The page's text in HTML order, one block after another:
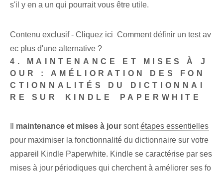
‌s'il y en a un qui pourrait vous être utile.
Contenu exclusif - Cliquez ici Comment définir un test av
ec plus d'une alternative ?
4. MAINTENANCE ET MISES À J
OUR : AMÉLIORATION DES FON
CTIONNALITÉS DU DICTIONNAI
RE SUR⁤ KINDLE ⁢PAPERWHITE
maintenance et mises à jour ⁣sontétapes essentielles
pour maximiser la fonctionnalité du dictionnaire sur votre
appareil Kindle Paperwhite. Kindle se caractérise par ses
mises à jour périodiques qui cherchent à améliorer ses ⁤fo